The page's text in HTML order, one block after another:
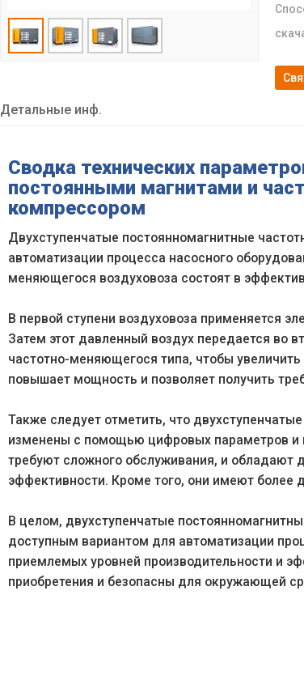
Детальные инф.
Сводка технических
постоянными магнитами и
компрессором
Двухступенчатые постоянномагнитные
автоматизации процесса насосного
меняющегося воздуховоза состоят в
В первой ступени воздуховоза применяется
Затем этот давленный воздух передается во
частотно-меняющегося типа, чтобы
повышает мощность и позволяет получить
Также следует отметить, что
изменены с помощью цифровых параметров и
требуют сложного обслуживания, и обладают
эффективности. Кроме того, они имеют более
В целом, двухступенчатые
доступным вариантом для автоматизации
приемлемых уровней производительности и
приобретения и безопасны для окружающей